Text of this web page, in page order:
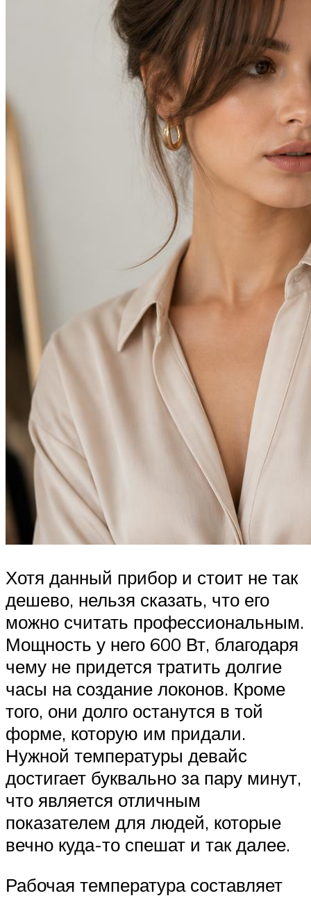
Хотя данный прибор и стоит не так
дешево, нельзя сказать, что его
можно считать профессиональным.
Мощность у него 600 Вт, благодаря
чему не придется тратить долгие
часы на создание локонов. Кроме
того, они долго останутся в той
форме, которую им придали.
Нужной температуры девайс
достигает буквально за пару минут,
что является отличным
показателем для людей, которые
вечно куда-то спешат и так далее.
Рабочая температура составляет